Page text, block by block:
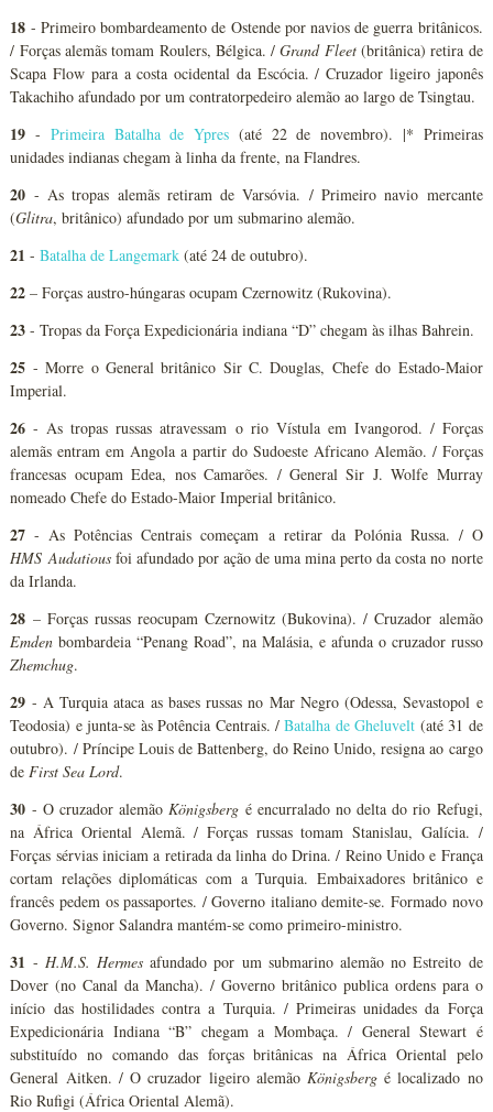
18 - Primeiro bombardeamento de Ostende por navios de guerra britânicos.
/ Forças alemãs tomam Roulers, Bélgica. /Grand Fleet(britânica) retira de
Scapa Flow para a costa ocidental da Escócia. / Cruzador ligeiro japonês
Takachiho afundado por um contratorpedeiro alemão ao largo de Tsingtau.
19 - Primeira Batalha de Ypres (até 22 de novembro). |* Primeiras
unidades indianas chegam à linha da frente, na Flandres.
20 - As tropas alemãs retiram de Varsóvia. / Primeiro navio mercante
(Glitra, britânico) afundado por um submarino alemão.
21 -Batalha de Langemark (até 24 de outubro).
22 – Forças austro-húngaras ocupam Czernowitz (Rukovina).
23 - Tropas da Força Expedicionária indiana “D” chegam às ilhas Bahrein.
25 - Morre o General britânico Sir C. Douglas, Chefe do Estado-Maior
Imperial.
26 - As tropas russas atravessam o rio Vístula em Ivangorod. / Forças
alemãs entram em Angola a partir do Sudoeste Africano Alemão. / Forças
francesas ocupam Edea, nos Camarões. / General Sir J. Wolfe Murray
nomeado Chefe do Estado-Maior Imperial britânico.
27 - As Potências Centrais começam a retirar da Polónia Russa. / O
HMS Audatiousfoi afundado por ação de uma mina perto da costa no norte
da Irlanda.
28 – Forças russas reocupam Czernowitz (Bukovina). / Cruzador alemão
Emden bombardeia “Penang Road”, na Malásia, e afunda o cruzador russo
Zhemchug.
29 - A Turquia ataca as bases russas no Mar Negro (Odessa, Sevastopol e
Teodosia) e junta-se às Potência Centrais. /Batalha de Gheluvelt (até 31 de
outubro). / Príncipe Louis de Battenberg, do Reino Unido, resigna ao cargo
de First Sea Lord.
30 - O cruzador alemão Königsberg é encurralado no delta do rio Refugi,
na África Oriental Alemã. / Forças russas tomam Stanislau, Galícia. /
Forças sérvias iniciam a retirada da linha do Drina. / Reino Unido e França
cortam relações diplomáticas com a Turquia. Embaixadores britânico e
francês pedem os passaportes. / Governo italiano demite-se. Formado novo
Governo. Signor Salandra mantém-se como primeiro-ministro.
31 - H.M.S. Hermes afundado por um submarino alemão no Estreito de
Dover (no Canal da Mancha). / Governo britânico publica ordens para o
início das hostilidades contra a Turquia. / Primeiras unidades da Força
Expedicionária Indiana “B” chegam a Mombaça. / General Stewart é
substituído no comando das forças britânicas na África Oriental pelo
General Aitken. / O cruzador ligeiro alemão Königsbergé localizado no
Rio Rufigi (África Oriental Alemã).